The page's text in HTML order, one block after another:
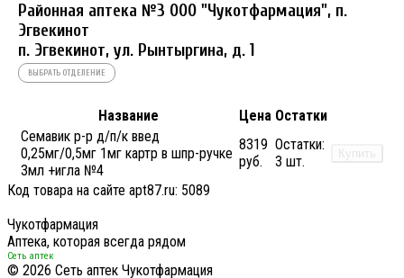
Районная аптека №3 ООО "Чукотфармация", п.
Эгвекинот
п. Эгвекинот, ул. Рынтыргина, д. 1
ВЫБРАТЬ ОТДЕЛЕНИЕ
Название Цена Остатки
Семавик р-р д/п/к введ
0,25мг/0,5мг 1мг картр в шпр-ручке
3мл +игла №4
8319
руб.
Остатки:
3 шт.
Купить
Код товара на сайте apt87.ru: 5089
Чукотфармация
Аптека, которая всегда рядом
Сеть аптек
© 2026 Сеть аптек Чукотфармация